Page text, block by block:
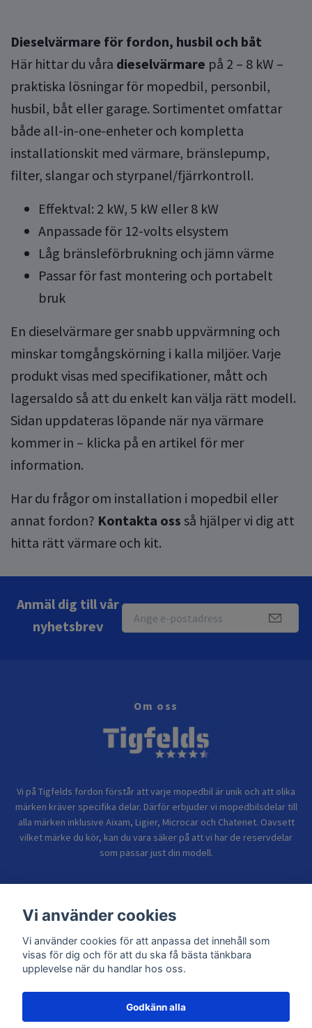
Dieselvärmare för fordon, husbil och båt
Här hittar du våra dieselvärmare på 2 – 8 kW –
praktiska lösningar för mopedbil, personbil,
husbil, båt eller garage. Sortimentet omfattar
både all-in-one-enheter och kompletta
installationskit med värmare, bränslepump,
filter, slangar och styrpanel/fjärrkontroll.
Effektval: 2 kW, 5 kW eller 8 kW
Anpassade för 12-volts elsystem
Låg bränsleförbrukning och jämn värme
Passar för fast montering och portabelt
bruk
En dieselvärmare ger snabb uppvärmning och
minskar tomgångskörning i kalla miljöer. Varje
produkt visas med specifikationer, mått och
lagersaldo så att du enkelt kan välja rätt modell.
Sidan uppdateras löpande när nya värmare
kommer in – klicka på en artikel för mer
information.
Har du frågor om installation i mopedbil eller
annat fordon? Kontakta oss så hjälper vi dig att
hitta rätt värmare och kit.
Anmäl dig till vår
nyhetsbrev
Om oss
Vi på Tigfelds fordon förstår att varje mopedbil är unik och att olika
märken kräver specifika delar. Därför erbjuder vi mopedbilsdelar till
alla märken inklusive Aixam, Ligier, Microcar och Chatenet. Oavsett
vilket märke du kör, kan du vara säker på att vi har de reservdelar
som passar just din modell.
Sidor
Vi använder cookies
Vi använder cookies för att anpassa det innehåll som
visas för dig och för att du ska få bästa tänkbara
upplevelse när du handlar hos oss.
Godkänn alla